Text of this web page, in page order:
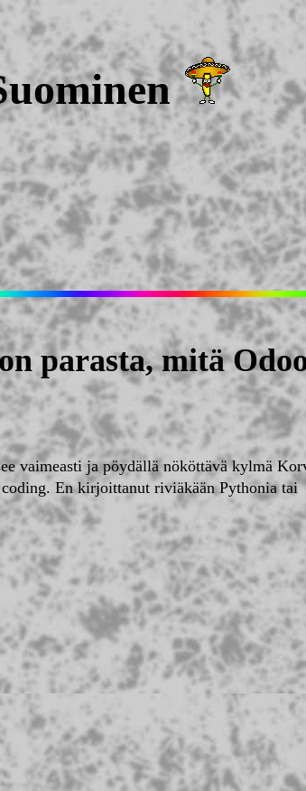
******
parasta, mitä
vaimeasti ja pöydällä nököttävä kylmä
En kirjoittanut riviäkään Pythonia tai